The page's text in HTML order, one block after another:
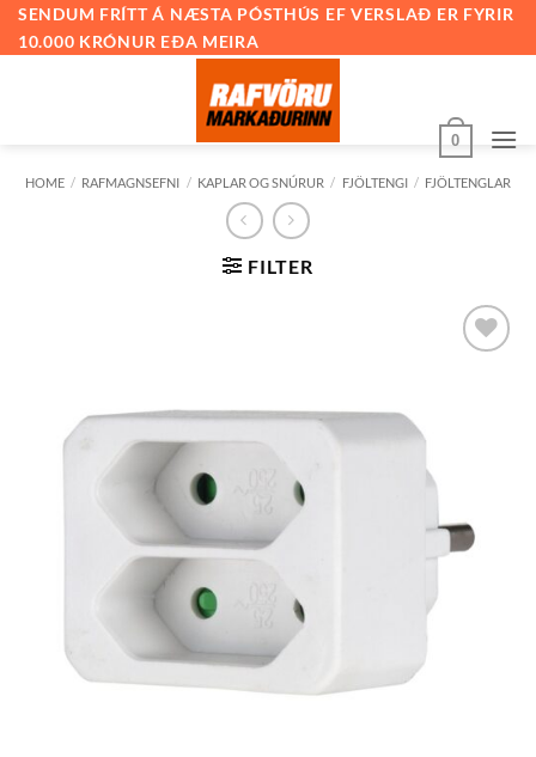
SkipSENDUM FRÍTT Á NÆSTA PÓSTHÚS EF VERSLAÐ ER FYRIR
10.000 KRÓNUR EÐA MEIRA
0
HOME / RAFMAGNSEFNI / KAPLAR OG SNÚRUR / FJÖLTENGI / FJÖLTENGLAR
FILTER